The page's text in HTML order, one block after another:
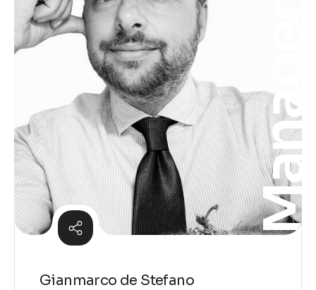
Gianmarco de Stefano